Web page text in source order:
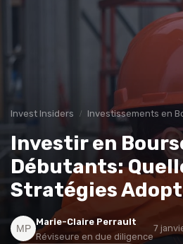
Invest Insiders Investissements en
Investir en
Débutants:
Stratégies
Marie-Claire Perrault
Réviseure en due diligence
7